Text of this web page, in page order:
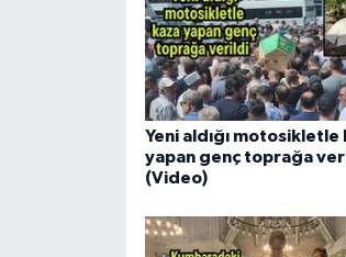
Yeni aldığı motosikletle
yapan genç toprağa
(Video)